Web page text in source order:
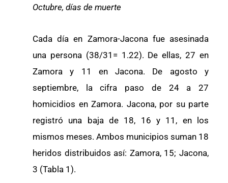
Octubre, días de muerte
Cada día en Zamora-Jacona fue asesinada
una persona (38/31= 1.22). De ellas, 27 en
Zamora y 11 en Jacona. De agosto y
septiembre, la cifra paso de 24 a 27
homicidios en Zamora. Jacona, por su parte
registró una baja de 18, 16 y 11, en los
mismos meses. Ambos municipios suman 18
heridos distribuidos así: Zamora, 15; Jacona,
3 (Tabla 1).